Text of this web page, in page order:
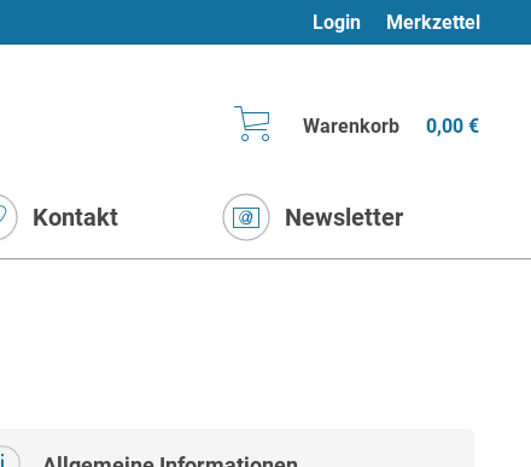
Login Merkzettel
Warenkorb 0,00 €
Kontakt Newsletter